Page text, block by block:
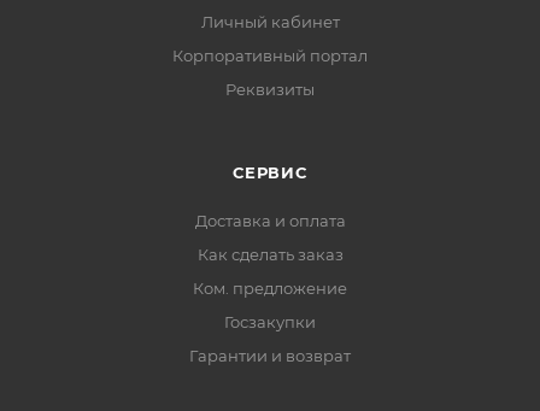
Личный кабинет
Корпоративный портал
Реквизиты
СЕРВИС
Доставка и оплата
Как сделать заказ
Ком. предложение
Госзакупки
Гарантии и возврат